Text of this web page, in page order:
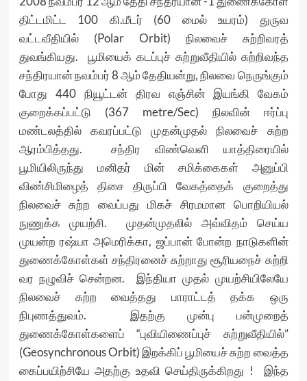
திட்டமிட்ட 100 கி.மீடர் (60 மைல் உயரம்) துருவ
வட்டவீதியில் (Polar Orbit) நிலவைச் சுற்றிவரத்
துவங்கியது. பூமியைக் கடப்புச் சுற்றுவீதியில் சுற்றிவந்த
சந்திரயான் நவம்பர் 8 ஆம் தேதியன்று, நிலவை நெருங்கும்
போது 440 நியூட்டன் திரவ எஞ்சின் இயங்கி வேகம்
குறைக்கப்பட்டு (367 metre/Sec) நிலவின் ஈர்ப்பு
மண்டலத்தில் கவரப்பட்டு முதன்முதல் நிலவைச் சுற்ற
ஆரம்பித்தது. சந்திர விண்வெளி யாத்திரையில்
பூமியிலிருந்து மனிதர் மின் சமிக்கைகள் அனுப்பி
விண்சிமிழைத் திசை திருப்பி வேகத்தைக் குறைத்து
நிலவைச் சுற்ற வைப்பது மிகச் சிரமமான பொறியியல்
நுணுக்க முயற்சி. முதன்முதலில் அவ்விதம் செய்ய
முயன்ற ரஷ்யா அமெரிக்கா, ஜப்பான் போன்ற நாடுகளின்
துணைக்கோள்கள் சந்திரனைச் சுற்றாது சூரியநைச் சுற்றி
வர நழுவிச் சென்றன. இந்தியா முதல் முயற்சியிலேயே
நிலவைச் சுற்ற வைத்தது பாராட்டத் தக்க ஒரு
நிபுணத்துவம். இதற்கு முன்பு பன்முறைத்
துணைக்கோள்களைப் “புவியிணைப்புச் சுற்றுவீதியில்”
(Geosynchronous Orbit) இறக்கிப் பூமியைச் சுற்ற வைத்த
கைப்பயிற்சியே அதற்கு உதவி செய்திருக்கிறது ! இந்த